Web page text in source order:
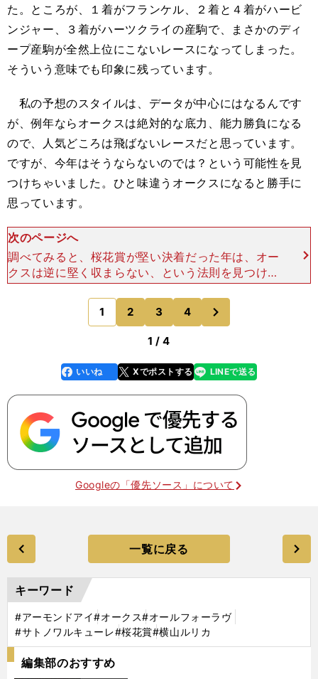
た。ところが、１着がフランケル、２着と４着がハービ
ンジャー、３着がハーツクライの産駒で、まさかのディ
ープ産駒が全然上位にこないレースになってしまった。
そういう意味でも印象に残っています。
私の予想のスタイルは、データが中心にはなるんです
が、例年ならオークスは絶対的な底力、能力勝負になる
ので、人気どころは飛ばないレースだと思っています。
ですが、今年はそうならないのでは？という可能性を見
つけちゃいました。ひと味違うオークスになると勝手に
思っています。
次のページへ
調べてみると、桜花賞が堅い決着だった年は、オー
クスは逆に堅く収まらない、という法則を見つけた
んです。 2001年の桜花賞は１着が１番人気、２
着が４番人気、３着が２番人気で堅く決まったので
すが、オーク
1 2 3 4
のページへ
1 / 4
faceboo
k
いいね Xでポストする
line LINEで送る
Googleの「優先ソース」について
一覧に戻る
キーワード
#アーモンドアイ#オークス#オールフォーラヴ
#サトノワルキューレ#桜花賞#横山ルリカ
編集部のおすすめ